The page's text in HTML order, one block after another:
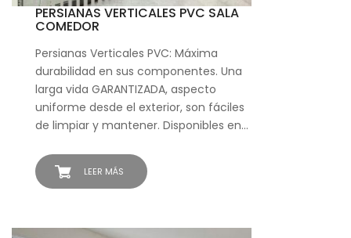
LEER MÁS
PERSIANAS VERTICALES PVC SALA
COMEDOR
Persianas Verticales PVC: Máxima
durabilidad en sus componentes. Una
larga vida GARANTIZADA, aspecto
uniforme desde el exterior, son fáciles
de limpiar y mantener. Disponibles en…